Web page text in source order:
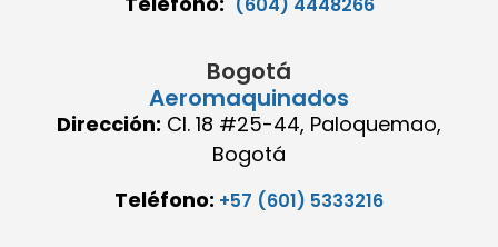
Bogotá
Aeromaquinados
Dirección: Cl. 18 #25-44, Paloquemao,
Bogotá
Teléfono: +57 (601) 5333216